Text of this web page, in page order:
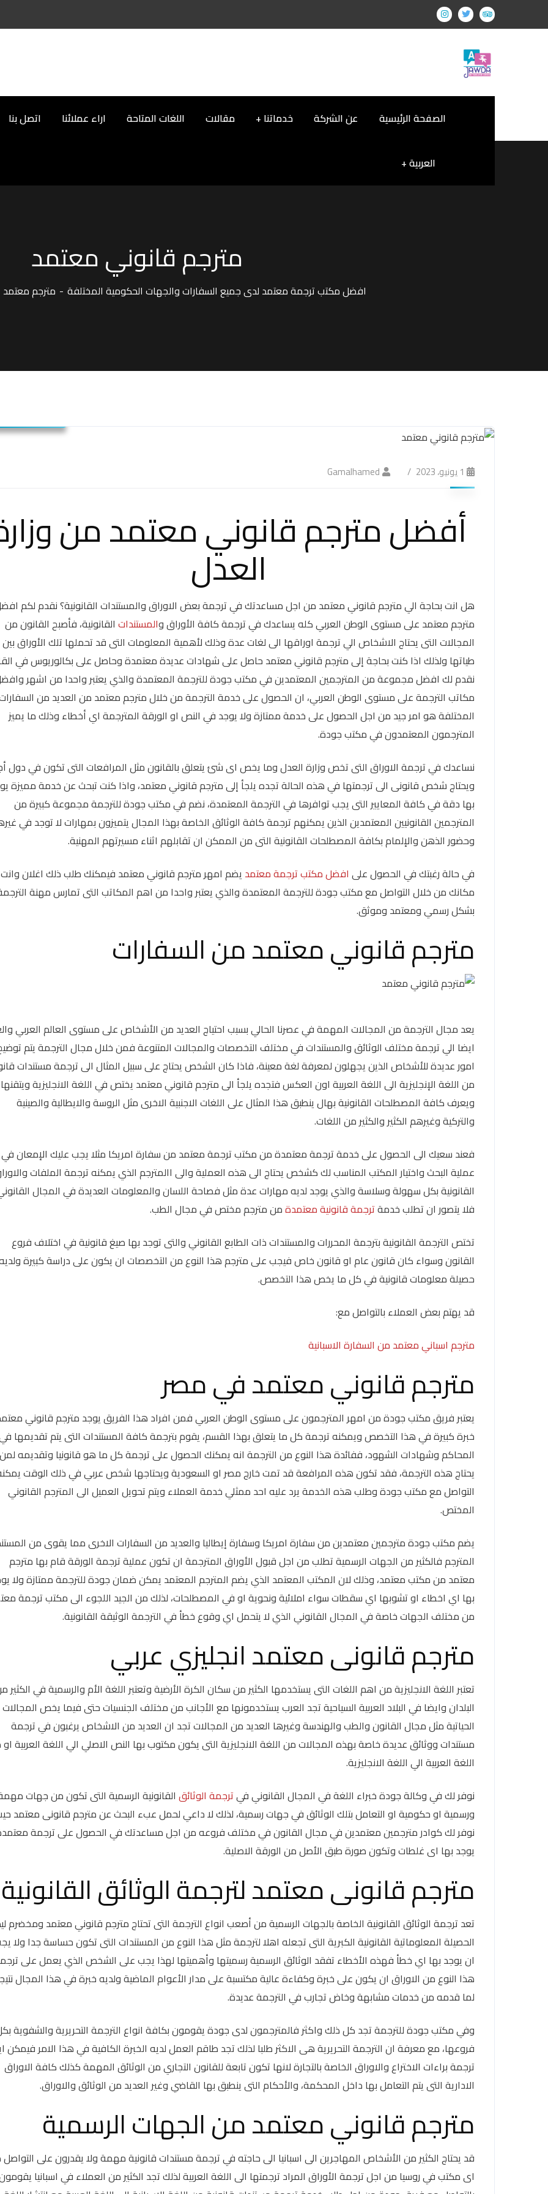
الصفحة الرئيسية عن الشركة خدماتنا مقالات اللغات المتاحة اراء عملائنا اتصل بنا
العربية
مترجم قانوني معتمد
افضل مكتب ترجمة معتمد لدى جميع السفارات والجهات الحكومية المختلفة مترجم معتمد
1 يونيو، 2023 Gamalhamed
أفضل مترجم قانوني معتمد من
العدل
هل انت بحاجة الي مترجم قانوني معتمد من اجل مساعدتك في ترجمة بعض الاوراق والمستندات القانونية؟ نقدم لكم
مترجم معتمد على مستوى الوطن العربي كله يساعدك في ترجمة كافة الأوراق والمستندات القانونية، فأصبح القانون من
المجالات التى يحتاج الاشخاص الي ترجمة اوراقها الى لغات عدة وذلك لأهمية المعلومات التى قد تحملها تلك الأوراق بين
طياتها ولذلك اذا كنت بحاجة إلى مترجم قانوني معتمد حاصل على شهادات عديدة معتمدة وحاصل على بكالوريوس في
نقدم لك افضل مجموعة من المترجمين المعتمدين في مكتب جودة للترجمة المعتمدة والذي يعتبر واحدا من اشهر
مكاتب الترجمة على مستوى الوطن العربي، ان الحصول على خدمة الترجمة من خلال مترجم معتمد من العديد من
المختلفة هو امر جيد من اجل الحصول على خدمة ممتازة ولا يوجد في النص او الورقة المترجمة اي أخطاء وذلك ما يميز
المترجمون المعتمدون في مكتب جودة.
نساعدك في ترجمة الاوراق التى تخص وزارة العدل وما يخص اى شئ يتعلق بالقانون مثل المرافعات التى تكون في دول
ويحتاج شخص قانونى الى ترجمتها في هذه الحالة تجده يلجأ إلى مترجم قانوني معتمد، واذا كنت تبحث عن خدمة مميزة
بها دقة في كافة المعايير التى يجب توافرها في الترجمة المعتمدة، نضم في مكتب جودة للترجمة مجموعة كبيرة من
المترجمين القانونيين المعتمدين الذين يمكنهم ترجمة كافة الوثائق الخاصة بهذا المجال يتميزون بمهارات لا توجد في
وحضور الذهن والإلمام بكافة المصطلحات القانونية التى من الممكن ان تقابلهم اثناء مسيرتهم المهنية.
في حالة رغبتك في الحصول على افضل مكتب ترجمة معتمد يضم امهر مترجم قانوني معتمد فيمكنك طلب ذلك اغلان
مكانك من خلال التواصل مع مكتب جودة للترجمة المعتمدة والذي يعتبر واحدا من اهم المكاتب التى تمارس مهنة
بشكل رسمي ومعتمد وموثق.
مترجم قانوني معتمد من السفارات
يعد مجال الترجمة من المجالات المهمة في عصرنا الحالي بسبب احتياج العديد من الأشخاص على مستوى العالم العربي
ايضا الي ترجمة مختلف الوثائق والمستندات في مختلف التخصصات والمجالات المتنوعة فمن خلال مجال الترجمة يتم
امور عديدة للأشخاص الذين يجهلون لمعرفة لغة معينة، فاذا كان الشخص يحتاج على سبيل المثال الى ترجمة مستندات
من اللغة الإنجليزية الى اللغة العربية اون العكس فتجده يلجأ الى مترجم قانوني معتمد يختص في اللغة الانجليزية ويتقنها
ويعرف كافة المصطلحات القانونية بهال ينطبق هذا المثال على اللغات الاجنبية الاخرى مثل الروسة والايطالية والصينية
والتركية وغيرهم الكثير والكثير من اللغات.
فعند سعيك الى الحصول على خدمة ترجمة معتمدة من مكتب ترجمة معتمد من سفارة امريكا مثلا يجب عليك الإمعان في
عملية البحث واختيار المكتب المناسب لك كشخص يحتاج الى هذه العملية والى االمترجم الذي يمكنه ترجمة الملفات
القانونية بكل سهولة وسلاسة والذي يوجد لديه مهارات عدة مثل فصاحة اللسان والمعلومات العديدة في المجال
فلا يتصور ان تطلب خدمةترجمة قانونية معتمدةمن مترجم مختص في مجال الطب.
تختص الترجمة القانونية بترجمة المحررات والمستندات ذات الطابع القانوني والتى توجد بها صيغ قانونية في اختلاف فروع
القانون وسواء كان قانون عام او قانون خاص فيجب على مترجم هذا النوع من التخصصات ان يكون على دراسة كبيرة
حصيلة معلومات قانونية في كل ما يخص هذا التخصص.
قد يهتم بعض العملاء بالتواصل مع:
مترجم اسباني معتمد من السفارة الاسبانية
مترجم قانوني معتمد في مصر
يعتبر فريق مكتب جودة من امهر المترجمون على مستوى الوطن العربي فمن افراد هذا الفريق يوجد مترجم قانوني
خبرة كبيرة في هذا التخصص ويمكنه ترجمة كل ما يتعلق بهذا القسم، يقوم بترجمة كافة المستندات التى يتم تقديمها
المحاكم وشهادات الشهود، ففائدة هذا النوع من الترجمة انه يمكنك الحصول على ترجمة كل ما هو قانونيا وتقديمه لمن
يحتاج هذه الترجمة، فقد تكون هذه المرافعة قد تمت خارج مصر او السعودية ويحتاجها شخص عربي في ذلك الوقت
التواصل مع مكتب جودة وطلب هذه الخدمة يرد عليه احد ممثلي خدمة العملاء ويتم تحويل العميل الى المترجم القانوني
المختص.
يضم مكتب جودة مترجمين معتمدين من سفارة امريكا وسفارة إيطاليا والعديد من السفارات الاخرى مما يقوى من
المترجم فالكثير من الجهات الرسمية تطلب من اجل قبول الأوراق المترجمة ان تكون عملية ترجمة الورقة قام بها مترجم
معتمد من مكتب معتمد، وذلك لان المكتب المعتمد الذي يضم المترجم المعتمد يمكن ضمان جودة للترجمة ممتازة ولا
بها اي اخطاء او تشوبها اي سقطات سواء املائية ونحوية او في المصطلحات، لذلك من الجيد اللجوء الى مكتب ترجمة
من مختلف الجهات خاصة في المجال القانوني الذي لا يتحمل اي وقوع خطأ في الترجمة الوثيقة القانونية.
مترجم قانونى معتمد انجليزي عربي
تعتبر اللغة الانجليزية من اهم اللغات التى يستخدمها الكثير من سكان الكرة الأرضية وتعتبر اللغة الأم والرسمية في الكثير
البلدان وايضا في البلاد العربية السياحية تجد العرب يستخدمونها مع الأجانب من مختلف الجنسيات حتى فيما يخص المجالات
الحياتية مثل مجال القانون والطب والهندسة وغيرها العديد من المجالات تجد ان العديد من الاشخاص يرغبون في ترجمة
مستندات ووثائق عديدة خاصة بهذه المجالات من اللغة الانجليزية التى يكون مكتوب بها النص الاصلي الي اللغة العربية
اللغة العربية الي اللغة الانجليزية.
نوفر لك في وكالة جودة خبراء اللغة في المجال القانوني فيترجمة الوثائق القانونية الرسمية التى تكون من جهات
ورسمية او حكومية او التعامل بتلك الوثائق في جهات رسمية، لذلك لا داعي لحمل عبء البحث عن مترجم قانونى معتمد
نوفر لك كوادر مترجمين معتمدين في مجال القانون في مختلف فروعه من اجل مساعدتك في الحصول على ترجمة
يوجد بها اى غلطات وتكون صورة طبق الأصل من الورقة الاصلية.
مترجم قانونى معتمد لترجمة الوثائق القانونية
تعد ترجمة الوثائق القانونية الخاصة بالجهات الرسمية من أصعب انواع الترجمة التى تحتاج مترجم قانوني معتمد ومخضرم
الحصيلة المعلوماتية القانونية الكبرية التى تجعله اهلا لترجمة مثل هذا النوع من المستندات التى تكون حساسة جدا ولا
ان يوجد بها اي خطأ فهذه الأخطاء تفقد الوثائق الرسمية رسميتها وأهميتها لهذا يجب على الشخص الذي يعمل على
هذا النوع من الاوراق ان يكون على خبرة وكفاءة عالية مكتسبة على مدار الأعوام الماضية ولديه خبرة في هذا المجال
لما قدمه من خدمات مشابهة وخاض تجارب في الترجمة عديدة.
وفي مكتب جودة للترجمة تجد كل ذلك واكثر فالمترجمون لدى جودة يقومون بكافة انواع الترجمة التحريرية والشفوية
فروعها، مع معرفة ان الترجمة التحريرية هى الاكثر طلبا لذلك تجد طاقم العمل لديه الخبرة الكافية في هذا الامر فيمكن
ترجمة براءات الاختراع والاوراق الخاصة بالتجارة لانها تكون تابعة للقانون التجاري من الوثائق المهمة كذلك كافة الاوراق
الادارية التى يتم التعامل بها داخل المحكمة، والأحكام التى ينطبق بها القاضي وغير العديد من الوثائق والاوراق.
مترجم قانوني معتمد من الجهات الرسمية
قد يحتاج الكثير من الأشخاص المهاجرين الى اسبانيا الى حاجته في ترجمة مستندات قانونية مهمة ولا يقدرون على
اى مكتب في روسيا من اجل ترجمة الأوراق المراد ترجمتها الى اللغة العربية لذلك تجد الكثير من العملاء في اسبانيا